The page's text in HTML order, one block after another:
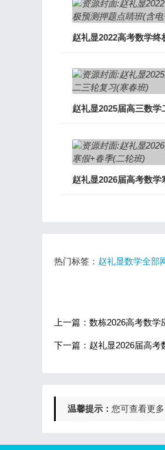
热门标签： 赵礼显数学全部
上一篇：数栋2026高考数
下一篇：赵礼显2026届高考
温馨提示： 您可查看更多